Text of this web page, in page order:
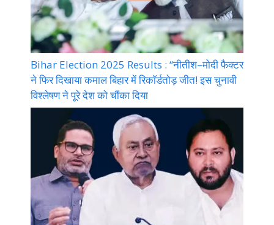
Bihar Election 2025 Results : “नीतीश–मोदी फैक्टर
ने फिर दिखाया कमाल बिहार में रिकॉर्डतोड़ जीत! इस चुनावी
विश्लेषण ने पूरे देश को चौंका दिया